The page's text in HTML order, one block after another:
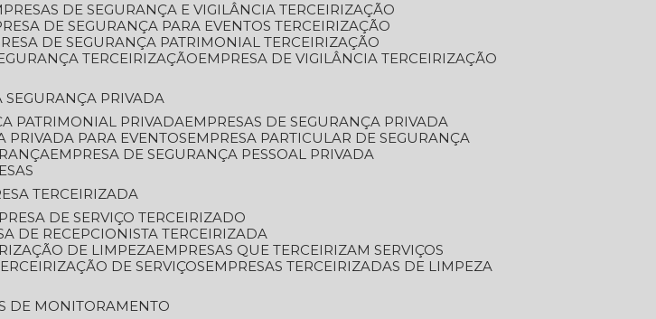
DE SEGURANÇA E VIGILÂNCIA TERCEIRIZAÇÃO
DE SEGURANÇA PARA EVENTOS TERCEIRIZAÇÃO
DE SEGURANÇA PATRIMONIAL TERCEIRIZAÇÃO
TERCEIRIZAÇÃO
EMPRESA DE VIGILÂNCIA TERCEIRIZAÇÃO
SEGURANÇA PRIVADA
PATRIMONIAL PRIVADA
EMPRESAS DE SEGURANÇA PRIVADA
PRIVADA PARA EVENTOS
EMPRESA PARTICULAR DE SEGURANÇA
EMPRESA DE SEGURANÇA PESSOAL PRIVADA
TERCEIRIZADA
DE SERVIÇO TERCEIRIZADO
DE RECEPCIONISTA TERCEIRIZADA
DE LIMPEZA
EMPRESAS QUE TERCEIRIZAM SERVIÇOS
DE SERVIÇOS
EMPRESAS TERCEIRIZADAS DE LIMPEZA
DE MONITORAMENTO